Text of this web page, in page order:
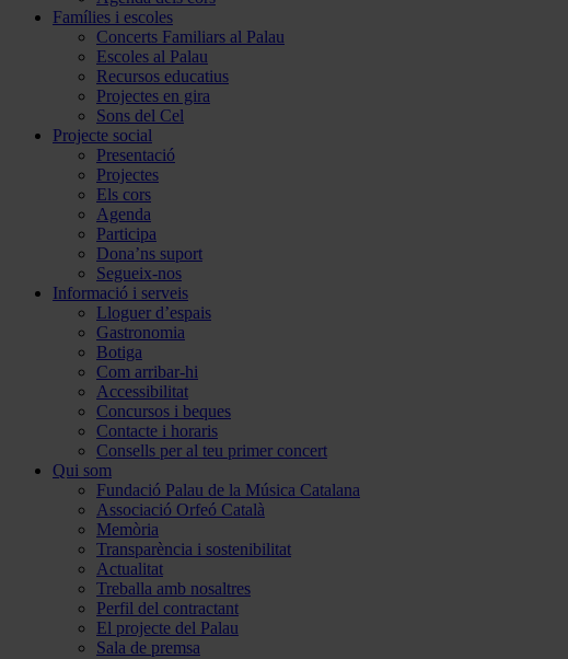
Famílies i escoles
Concerts Familiars al Palau
Escoles al Palau
Recursos educatius
Projectes en gira
Sons del Cel
Projecte social
Presentació
Projectes
Els cors
Agenda
Participa
Dona’ns suport
Segueix-nos
Informació i serveis
Lloguer d’espais
Gastronomia
Botiga
Com arribar-hi
Accessibilitat
Concursos i beques
Contacte i horaris
Consells per al teu primer concert
Qui som
Fundació Palau de la Música Catalana
Associació Orfeó Català
Memòria
Transparència i sostenibilitat
Actualitat
Treballa amb nosaltres
Perfil del contractant
El projecte del Palau
Sala de premsa